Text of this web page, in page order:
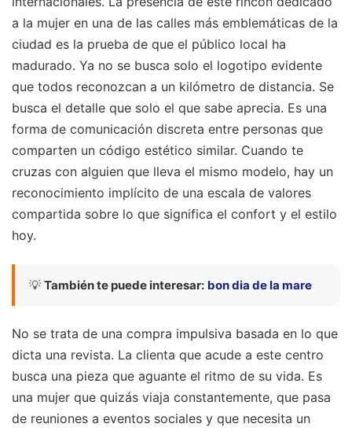
a la mujer en una de las calles más emblemáticas de la
ciudad es la prueba de que el público local ha
madurado. Ya no se busca solo el logotipo evidente
que todos reconozcan a un kilómetro de distancia. Se
busca el detalle que solo el que sabe aprecia. Es una
forma de comunicación discreta entre personas que
comparten un código estético similar. Cuando te
cruzas con alguien que lleva el mismo modelo, hay un
reconocimiento implícito de una escala de valores
compartida sobre lo que significa el confort y el estilo
hoy.
💡 También te puede interesar: bon dia de la mare
No se trata de una compra impulsiva basada en lo que
dicta una revista. La clienta que acude a este centro
busca una pieza que aguante el ritmo de su vida. Es
una mujer que quizás viaja constantemente, que pasa
de reuniones a eventos sociales y que necesita un